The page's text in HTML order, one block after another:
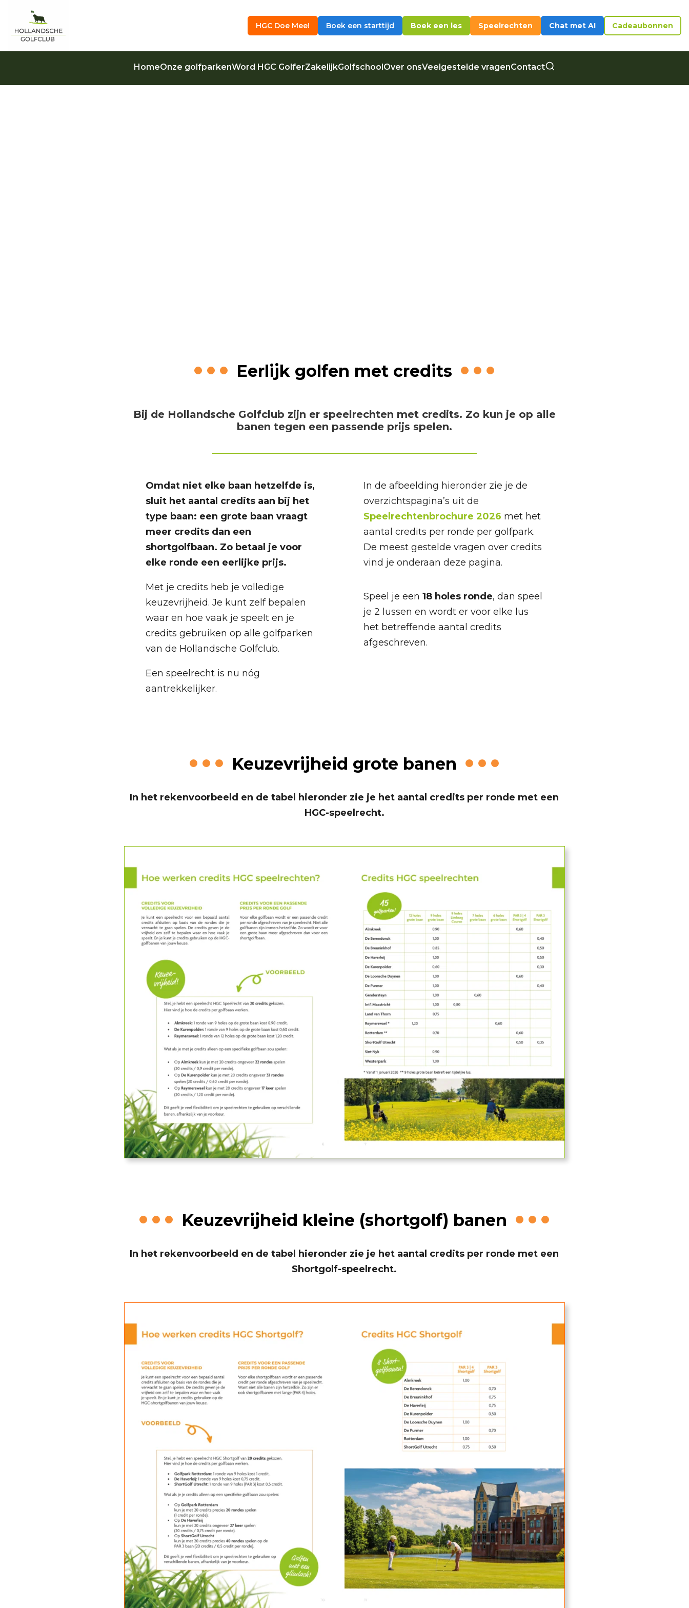
HGC Doe Mee! Boek een starttijd Boek een les Speelrechten Chat met AI Cadeaubonnen
HomeOnze golfparkenWord HGC GolferZakelijkGolfschool Over onsVeelgestelde vragenContact
Eerlijk golfen met credits
Bij de Hollandsche Golfclub zijn er speelrechten met credits. Zo kun je op alle
banen tegen een passende prijs spelen.
Omdat niet elke baan hetzelfde is,
sluit het aantal credits aan bij het
type baan: een grote baan vraagt
meer credits dan een
shortgolfbaan. Zo betaal je voor
elke ronde een eerlijke prijs.
Met je credits heb je volledige
keuzevrijheid. Je kunt zelf bepalen
waar en hoe vaak je speelt en je
credits gebruiken op alle golfparken
van de Hollandsche Golfclub.
Een speelrecht is nu nóg
aantrekkelijker.
In de afbeelding hieronder zie je de
overzichtspagina’s uit de
Speelrechtenbrochure 2026 met het
aantal credits per ronde per golfpark.
De meest gestelde vragen over credits
vind je onderaan deze pagina.
Speel je een18 holes ronde, dan speel
je 2 lussen en wordt er voor elke lus
het betreffende aantal credits
afgeschreven.
Keuzevrijheid grote banen
In het rekenvoorbeeld en de tabel hieronder zie je het aantal credits per ronde met een
HGC-speelrecht.
Keuzevrijheid kleine (shortgolf) banen
In het rekenvoorbeeld en de tabel hieronder zie je het aantal credits per ronde met een
Shortgolf-speelrecht.